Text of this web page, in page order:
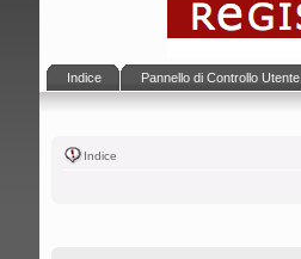
Indice Pannello di Controllo Utente
Indice